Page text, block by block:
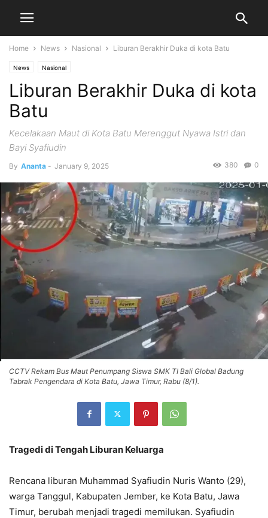
Home News Nasional Liburan Berakhir Duka di kota Batu
News Nasional
Liburan Berakhir Duka di kota
Batu
Kecelakaan Maut di Kota Batu Merenggut Nyawa Istri dan
Bayi Syafiudin
By Ananta - January 9, 2025 0
380
CCTV Rekam Bus Maut Penumpang Siswa SMK TI Bali Global Badung
Tabrak Pengendara di Kota Batu, Jawa Timur, Rabu (8/1).
Tragedi di Tengah Liburan Keluarga
Rencana liburan Muhammad Syafiudin Nuris Wanto (29),
warga Tanggul, Kabupaten Jember, ke Kota Batu, Jawa
Timur, berubah menjadi tragedi memilukan. Syafiudin